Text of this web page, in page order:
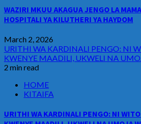
WAZIRI MKUU AKAGUA JENGO LA
HOSPITALI YA KILUTHERI YA HAYDOM
March 2, 2026
URITHI WA KARDINALI PENGO: NI
KWENYE MAADILI, UKWELI NA
2 min read
HOME
KITAIFA
URITHI WA KARDINALI PENGO: NI